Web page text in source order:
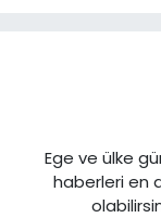
Ege ve ülke
haberleri en